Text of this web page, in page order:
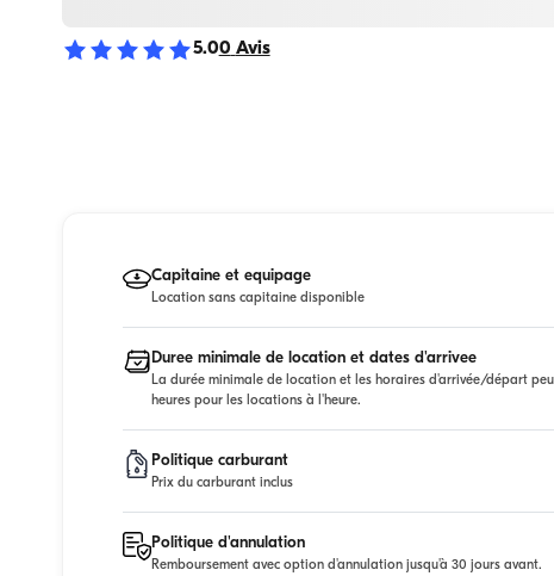
5.00 Avis
Capitaine et equipage
Location sans capitaine disponible
Duree minimale de location et dates d'arrivee
La durée minimale de location et les horaires d'arrivée/départ
heures pour les locations à l'heure.
Politique carburant
Prix du carburant inclus
Politique d'annulation
Remboursement avec option d'annulation jusqu'à 30 jours avant.